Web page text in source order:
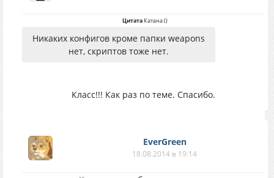
ЦитатаКатана()
Никаких конфигов кроме папки weapons
нет, скриптов тоже нет.
Класс!!! Как раз по теме. Спасибо.
EverGreen
18.08.2014 в 19:14